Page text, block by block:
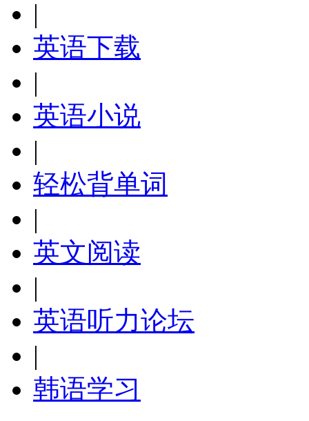
|
英语下载
|
英语小说
|
轻松背单词
|
英文阅读
|
英语听力论坛
|
韩语学习